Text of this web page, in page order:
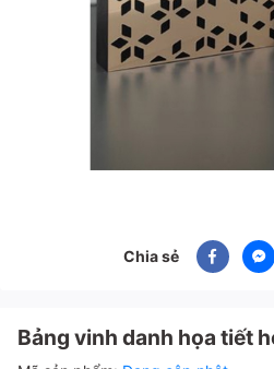
Chia sẻ
Bảng vinh danh họa tiết